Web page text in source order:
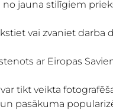
no jauna stilīgiem
vai zvaniet darba
ar Eiropas
var tikt veikta
pasākuma